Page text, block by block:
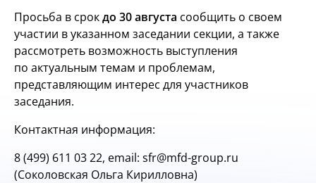
Просьба в срокдо 30 августа сообщить о своем
участии в указанном заседании секции, а также
рассмотреть возможность выступления
по актуальным темам и проблемам,
представляющим интерес для участников
заседания.
Контактная информация:
8 (499) 611 03 22, email: sfr@mfd-group.ru
(Соколовская Ольга Кирилловна)